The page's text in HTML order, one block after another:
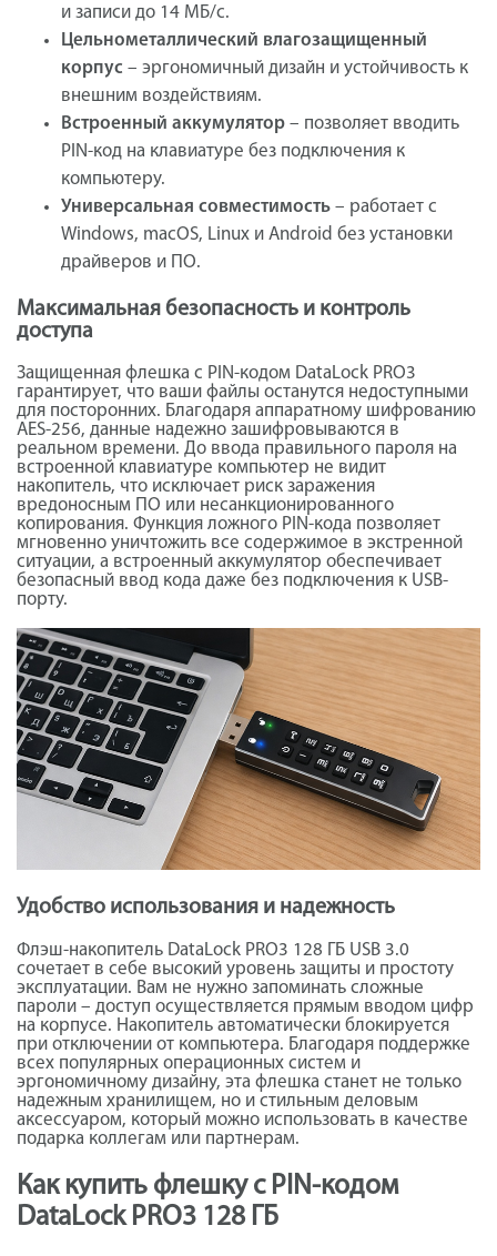
и записи до 14 МБ/с.
Цельнометаллический влагозащищенный
корпус – эргономичный дизайн и устойчивость к
внешним воздействиям.
Встроенный аккумулятор – позволяет вводить
PIN-код на клавиатуре без подключения к
компьютеру.
Универсальная совместимость – работает с
Windows, macOS, Linux и Android без установки
драйверов и ПО.
Максимальная безопасность и контроль
доступа
Защищенная флешка с PIN-кодом DataLock PRO3
гарантирует, что ваши файлы останутся недоступными
для посторонних. Благодаря аппаратному шифрованию
AES-256, данные надежно зашифровываются в
реальном времени. До ввода правильного пароля на
встроенной клавиатуре компьютер не видит
накопитель, что исключает риск заражения
вредоносным ПО или несанкционированного
копирования. Функция ложного PIN-кода позволяет
мгновенно уничтожить все содержимое в экстренной
ситуации, а встроенный аккумулятор обеспечивает
безопасный ввод кода даже без подключения к USB-
порту.
Удобство использования и надежность
Флэш-накопитель DataLock PRO3 128 ГБ USB 3.0
сочетает в себе высокий уровень защиты и простоту
эксплуатации. Вам не нужно запоминать сложные
пароли – доступ осуществляется прямым вводом цифр
на корпусе. Накопитель автоматически блокируется
при отключении от компьютера. Благодаря поддержке
всех популярных операционных систем и
эргономичному дизайну, эта флешка станет не только
надежным хранилищем, но и стильным деловым
аксессуаром, который можно использовать в качестве
подарка коллегам или партнерам.
Как купить флешку с PIN-кодом
DataLock PRO3 128 ГБ